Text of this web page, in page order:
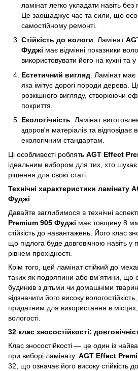
ламінат легко укладати навіть
Це заощаджує час та сили, що
самостійному ремонті.
Стійкість до вологи . Ламінат
Фуджі має відмінні показники
використовувати його на кухні та у
Естетичний вигляд . Ламінат має
яка імітує дорогі породи
розкішного вигляду, створюючи
покриття.
Екологічність . Ламінат
здоров'я матеріалів та відповідає
екологічним стандартам.
Ці особливості роблять AGT Effect
ідеальним вибором для тих, хто
рішення для своєї статі.
Технічні характеристики ламінату
Фуджі
Давайте заглибимося в технічні
Premium 905 Фуджі має товщину 8
стійкість до навантажень. Його клас
що підлога буде довговічною навіть
рівнем прохідності.
Крім того, цей ламінат стійкий до
таких як подряпини або вм'ятини, що
будинків з дітьми чи домашніми
відзначити його високу
придатним для використання в
вологості.
32 клас зносостійкості:
Клас зносостійкості — це один із
при виборі ламінату. AGT Effect
32, що означає його високу стійкість